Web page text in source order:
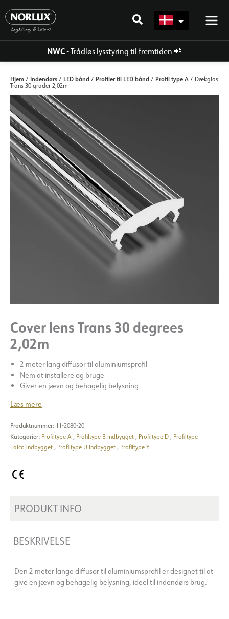
indhold
NWC- Trådløs lysstyring til fremtiden 📲
Hjem / Indendørs / LED bånd / Profiler til LED bånd / Profil type A / Dækglas
Trans 30 grader 2,02m
Cover lens Trans 30 degrees
2,02m
2 meter lang diffusor til aluminiumsprofil
Nem at installere og bruge
Giver en jævn og behagelig belysning
Læs mere
Produktnummer: 11-2080-20
Kategorier: Profiltype A , Profiltype B indbygget , Profiltype D , Profiltype
Falco indbygget , Profiltype U indbygget , Profiltype Y
PRODUKT INFO
BESKRIVELSE
Den 2 meter lange diffusor til aluminiumsprofil er designet til at
give en jævn og behagelig belysning, ideel til indendørs brug.